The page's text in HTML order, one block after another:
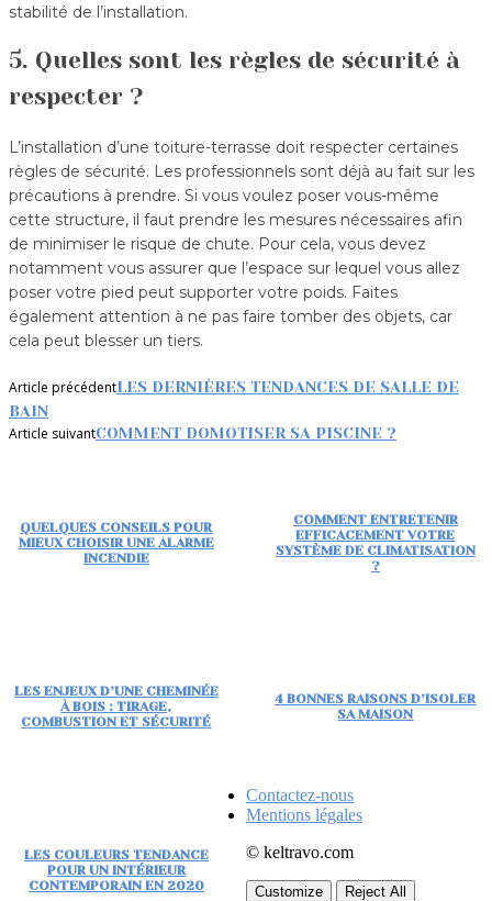
stabilité de l’installation.
5. Quelles sont les règles de sécurité à
respecter ?
L’installation d’une toiture-terrasse doit respecter certaines
règles de sécurité. Les professionnels sont déjà au fait sur les
précautions à prendre. Si vous voulez poser vous-même
cette structure, il faut prendre les mesures nécessaires afin
de minimiser le risque de chute. Pour cela, vous devez
notamment vous assurer que l’espace sur lequel vous allez
poser votre pied peut supporter votre poids. Faites
également attention à ne pas faire tomber des objets, car
cela peut blesser un tiers.
Article précédentLES DERNIÈRES TENDANCES DE SALLE DE
BAIN
Article suivantCOMMENT DOMOTISER SA PISCINE ?
QUELQUES CONSEILS POUR
MIEUX CHOISIR UNE ALARME
INCENDIE
COMMENT ENTRETENIR
EFFICACEMENT VOTRE
SYSTÈME DE CLIMATISATION
?
LES ENJEUX D’UNE CHEMINÉE
À BOIS : TIRAGE,
COMBUSTION ET SÉCURITÉ
4 BONNES RAISONS D’ISOLER
SA MAISON
LES COULEURS TENDANCE
POUR UN INTÉRIEUR
CONTEMPORAIN EN 2020
Contactez-nous
Mentions légales
© keltravo.com
Customize
Reject All